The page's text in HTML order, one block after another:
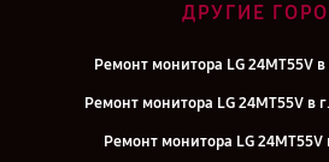
ДРУГИЕ
Ремонт монитора LG 24MT55V
Ремонт монитора LG 24MT55V в
Ремонт монитора LG 24MT55V